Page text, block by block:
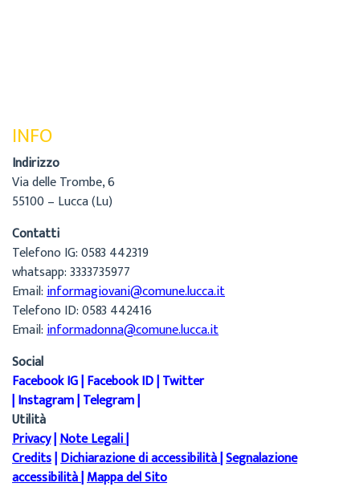
INFO
Indirizzo
Via delle Trombe, 6
55100 – Lucca (Lu)
Contatti
Telefono IG: 0583 442319
whatsapp: 3333735977
Email:informagiovani@comune.lucca.it
Telefono ID: 0583 442416
Email:informadonna@comune.lucca.it
Social
Facebook IG|Facebook ID|Twitter
|Instagram|Telegram|
Utilità
Privacy|Note Legali|
Credits|Dichiarazione di accessibilità|Segnalazione
accessibilità|Mappa del Sito